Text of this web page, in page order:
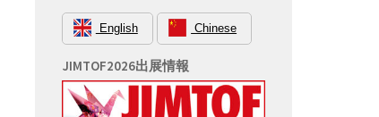
English Chinese
JIMTOF2026出展情報